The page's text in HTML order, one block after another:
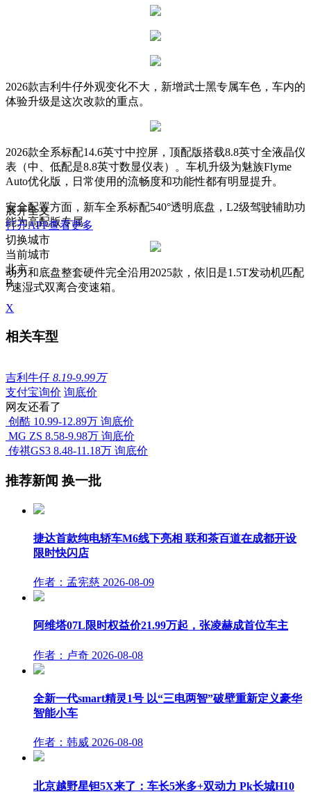
2026款吉利牛仔外观变化不大，新增武士黑专属车色，车内的
体验升级是这次改款的重点。
2026款全系标配14.6英寸中控屏，顶配版搭载8.8英寸全液晶仪
表（中、低配是8.8英寸数显仪表）。车机升级为魅族Flyme
Auto优化版，日常使用的流畅度和功能性都有明显提升。
安全配置方面，新车全系标配540°透明底盘，L2级驾驶辅助功
能为高配版专属。
动力和底盘整套硬件完全沿用2025款，依旧是1.5T发动机匹配
7速湿式双离合变速箱。
展开全文
打开APP查看更多
切换城市
当前城市
北京
B
X
相关车型
吉利牛仔 8.19-9.99万
支付宝询价 询底价
网友还看了
创酷 10.99-12.89万 询底价
MG ZS 8.58-9.98万 询底价
传祺GS3 8.48-11.18万 询底价
推荐新闻 换一批
捷达首款纯电轿车M6线下亮相 联和茶百道在成都开设
限时快闪店
作者：孟宪慈 2026-08-09
阿维塔07L限时权益价21.99万起，张凌赫成首位车主
作者：卢奇 2026-08-08
全新一代smart精灵1号 以“三电两智”破壁重新定义豪华
智能小车
作者：韩威 2026-08-08
北京越野星钽5X来了：车长5米多+双动力 Pk长城H10